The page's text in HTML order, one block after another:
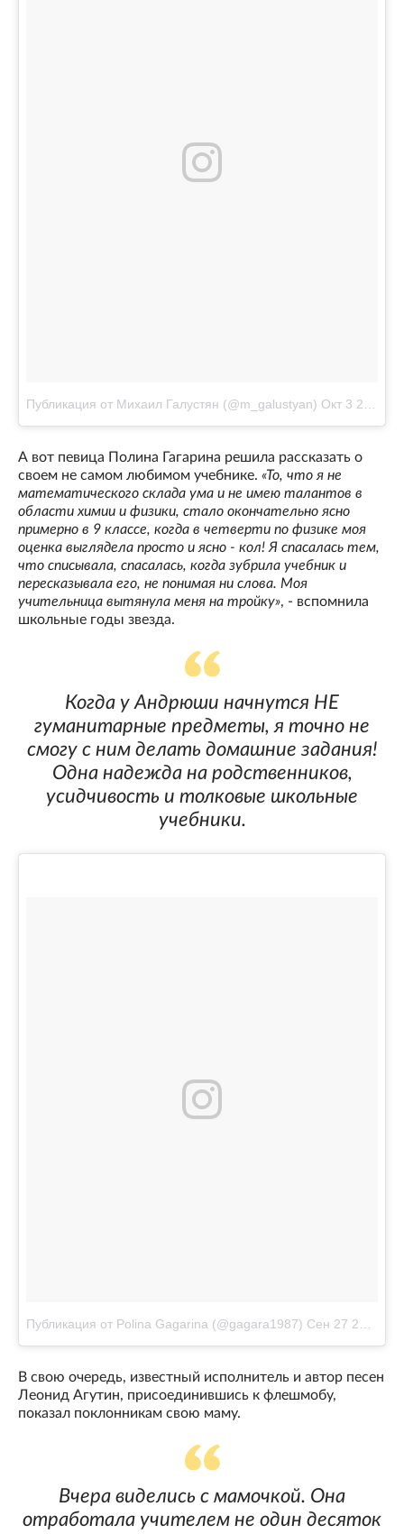
Публикация от Михаил Галустян (@m_galustyan) Окт 3 2017 в 3:34 PDT
А вот певица Полина Гагарина решила рассказать о
своем не самом любимом учебнике. «То, что я не
математического склада ума и не имею талантов в
области химии и физики, стало окончательно ясно
примерно в 9 классе, когда в четверти по физике моя
оценка выглядела просто и ясно - кол! Я спасалась тем,
что списывала, спасалась, когда зубрила учебник и
пересказывала его, не понимая ни слова. Моя
учительница вытянула меня на тройку», - вспомнила
школьные годы звезда.
Когда у Андрюши начнутся НЕ
гуманитарные предметы, я точно не
смогу с ним делать домашние задания!
Одна надежда на родственников,
усидчивость и толковые школьные
учебники.
Публикация от Polina Gagarina (@gagara1987) Сен 27 2017 в 12:06 PDT
В свою очередь, известный исполнитель и автор песен
Леонид Агутин, присоединившись к флешмобу,
показал поклонникам свою маму.
Вчера виделись с мамочкой. Она
отработала учителем не один десяток